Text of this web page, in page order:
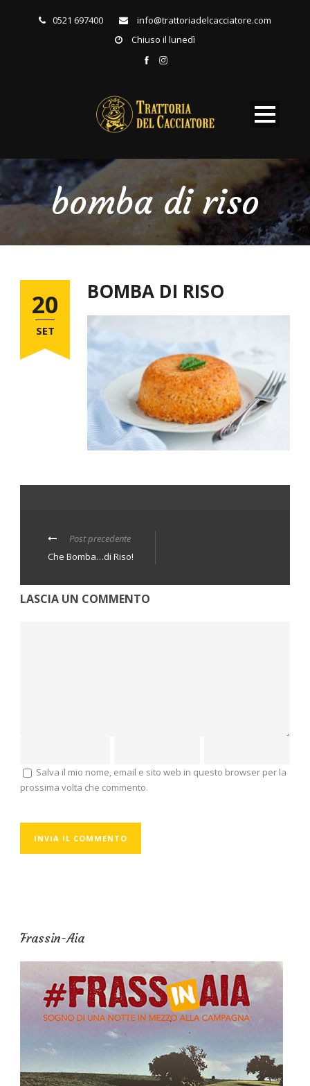
0521 697400
info@trattoriadelcacciatore.com
Chiuso il lunedì
bomba di riso
20
SET
BOMBA DI RISO
Post precedente
Che Bomba…di Riso!
LASCIA UN COMMENTO
Salva il mio nome, email e sito web in questo browser per la
prossima volta che commento.
Frassin-Aia